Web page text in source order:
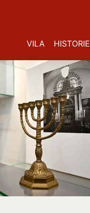
VILA HISTORIE